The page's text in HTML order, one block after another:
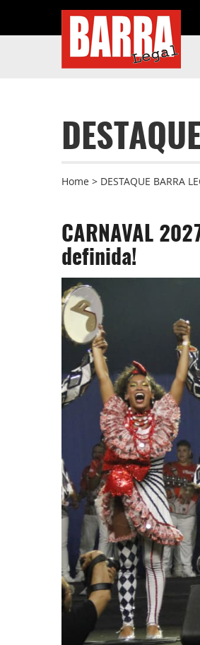
Home > DESTAQUE BARRA
CARNAVAL
definida!